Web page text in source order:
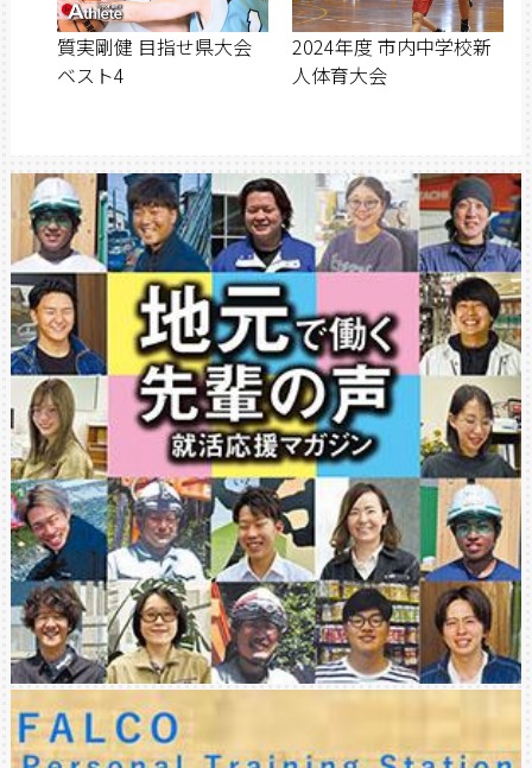
質実剛健 目指せ県大会
ベスト4
2024年度 市内中学校新
人体育大会